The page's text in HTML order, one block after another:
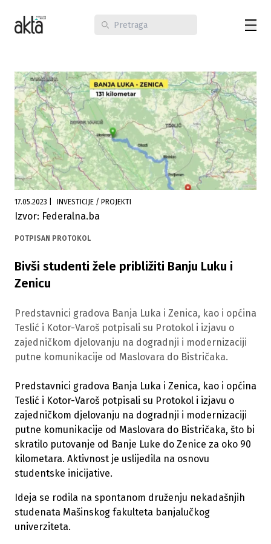
17.05.2023 INVESTICIJE / PROJEKTI
Izvor: Federalna.ba
POTPISAN PROTOKOL
Bivši studenti žele približiti Banju Luku i
Zenicu
Predstavnici gradova Banja Luka i Zenica, kao i općina
Teslić i Kotor-Varoš potpisali su Protokol i izjavu o
zajedničkom djelovanju na dogradnji i modernizaciji
putne komunikacije od Maslovara do Bistričaka.
Predstavnici gradova Banja Luka i Zenica, kao i općina
Teslić i Kotor-Varoš potpisali su Protokol i izjavu o
zajedničkom djelovanju na dogradnji i modernizaciji
putne komunikacije od Maslovara do Bistričaka, što bi
skratilo putovanje od Banje Luke do Zenice za oko 90
kilometara. Aktivnost je uslijedila na osnovu
studentske inicijative.
Ideja se rodila na spontanom druženju nekadašnjih
studenata Mašinskog fakulteta banjalučkog
univerziteta.